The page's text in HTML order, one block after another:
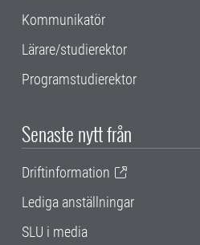
Kommunikatör
Lärare/studierektor
Programstudierektor
Senaste nytt från
Driftinformation
Lediga anställningar
SLU i media